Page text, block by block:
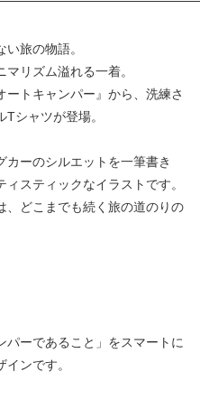
旅の物語。
マリズム溢れる一着。
トキャンパー』から、洗練さ
シャツが登場。
カーのシルエットを一筆書き
ィスティックなイラストです。
、どこまでも続く旅の道のりの
パーであること」をスマートに
ンです。